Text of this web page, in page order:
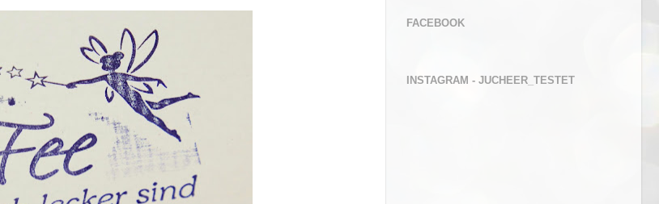
FACEBOOK
INSTAGRAM - JUCHEER_TESTET